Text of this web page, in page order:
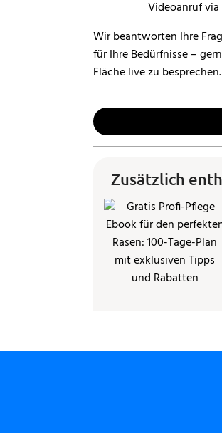
Wir beantworten Ihre
für Ihre Bedürfnisse –
Fläche live zu besprechen.
Zusätzlich